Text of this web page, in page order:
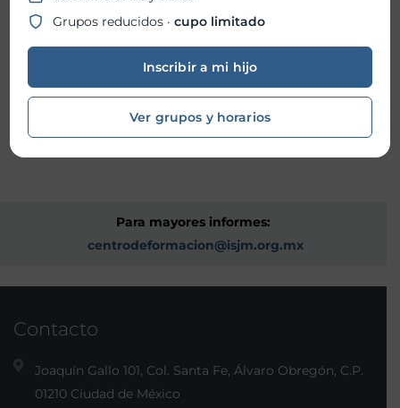
siguientes cursos:
Confirmación para jóvenes mayores de 16 años y
Empleadas del Hogar*
Para mayores informes:
centrodeformacion@isjm.org.mx
Contacto
Joaquín Gallo 101, Col. Santa Fe, Álvaro Obregón, C.P.
01210 Ciudad de México
Grupos reducidos ·cupo limitado
Inscribir a mi hijo
Ver grupos y horarios